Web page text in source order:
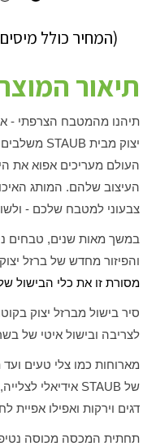
(המחיר כולל
תיאור
תיהנו מהמטבח הצרפתי -
יצוק מבית STAUB משלבים
העולם מעריכים אפוא את
העיצוב שלהם. המותג
צבעוני למטבח שלכם -
במשך מאות שנים, טבחים
והפיזור מחדש של ברזל
מסורת זו את כלי הבישול
לצריבה ובישול איטי של
מארוחות כמו צלי טעים
של STAUB אידיאלי
דגים וירקות ואפילו אפיית
תחתית המכסה מכוסה